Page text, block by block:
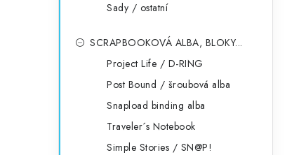
Sady / ostatní
SCRAPBOOKOVÁ ALBA, BLOKY...
Project Life / D-RING
Post Bound / šroubová alba
Snapload binding alba
Traveler´s Notebook
Simple Stories / SN@P!